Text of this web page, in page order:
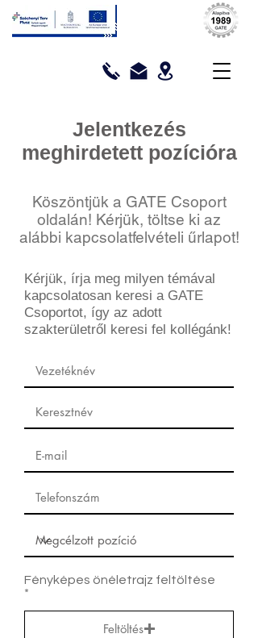
Jelentkezés
meghirdetett pozícióra
Köszöntjük a GATE Csoport
oldalán! Kérjük, töltse ki az
alábbi kapcsolatfelvételi űrlapot!
Kérjük, írja meg milyen témával
kapcsolatosan keresi a GATE
Csoportot, így az adott
szakterületről keresi fel kollégánk!
Fényképes önéletrajz feltöltése
Feltöltés